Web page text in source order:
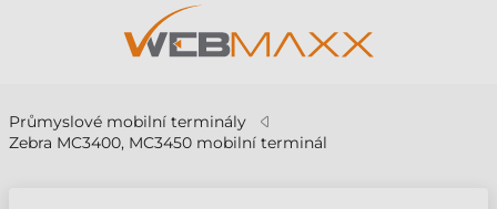
Průmyslové mobilní terminály
Zebra MC3400, MC3450 mobilní terminál